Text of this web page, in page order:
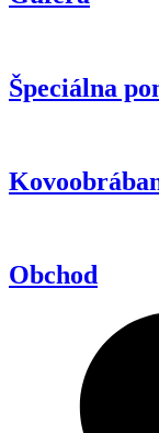
Špeciálna
Obchod